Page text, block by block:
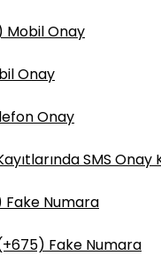
Mobil Onay
Onay
Onay
SMS Onay
Fake Numara
Fake Numara